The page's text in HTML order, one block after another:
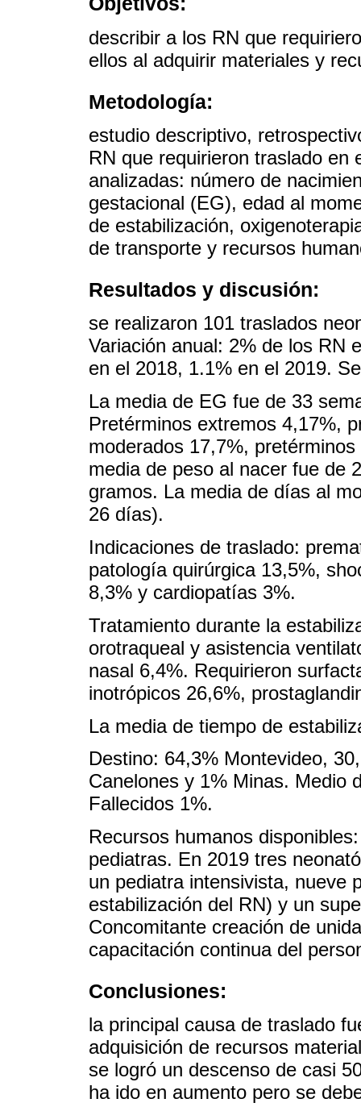
describir a los RN que
ellos al adquirir materiales y
Metodología:
estudio descriptivo,
RN que requirieron traslado en
analizadas: número de
gestacional (EG), edad al
de estabilización,
de transporte y recursos
Resultados y discusión:
se realizaron 101 traslados
Variación anual: 2% de los RN
en el 2018, 1.1% en el 2019.
La media de EG fue de 33
Pretérminos extremos 4,17%,
moderados 17,7%,
media de peso al nacer fue de
gramos. La media de días al
26 días).
Indicaciones de traslado:
patología quirúrgica 13,5%,
8,3% y cardiopatías 3%.
Tratamiento durante la
orotraqueal y asistencia
nasal 6,4%. Requirieron
inotrópicos 26,6%,
La media de tiempo de
Destino: 64,3% Montevideo,
Canelones y 1% Minas. Medio
Fallecidos 1%.
Recursos humanos
pediatras. En 2019 tres
un pediatra intensivista, nueve
estabilización del RN) y un
Concomitante creación de
capacitación continua del
Conclusiones:
la principal causa de traslado
adquisición de recursos
se logró un descenso de casi
ha ido en aumento pero se